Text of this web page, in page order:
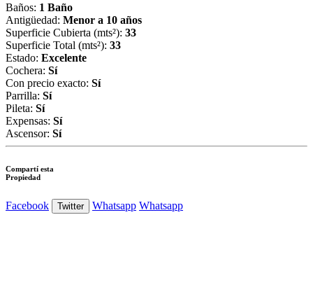
Baños: 1 Baño
Antigüedad: Menor a 10 años
Superficie Cubierta (mts²): 33
Superficie Total (mts²): 33
Estado: Excelente
Cochera: Sí
Con precio exacto: Sí
Parrilla: Sí
Pileta: Sí
Expensas: Sí
Ascensor: Sí
Compartí esta
Propiedad
Facebook Twitter Whatsapp Whatsapp